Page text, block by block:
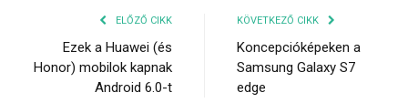
ELŐZŐ CIKK
Ezek a Huawei (és
Honor) mobilok kapnak
Android 6.0-t
KÖVETKEZŐ CIKK
Koncepcióképeken a
Samsung Galaxy S7
edge